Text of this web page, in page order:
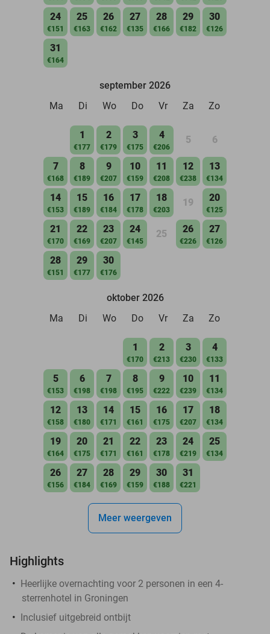
24
€151
25
€163
26
€162
27
€135
28
€166
29
€182
30
€126
31
€164
september 2026
Ma
Di Wo Do Vr Za Zo
1
€177
2
€179
3
€175
4
€206
5 6
7
€168
8
€189
9
€207
10
€159
11
€208
12
€238
13
€134
14
€153
15
€189
16
€184
17
€178
18
€203
19 20
€125
21
€170
22
€169
23
€207
24
€145
25 26
€226
27
€126
28
€151
29
€177
30
€176
oktober 2026
Ma
Di Wo Do Vr Za Zo
1
€170
2
€213
3
€230
4
€133
5
€153
6
€198
7
€198
8
€195
9
€222
10
€239
11
€134
12
€158
13
€180
14
€171
15
€161
16
€175
17
€207
18
€134
19
€164
20
€175
21
€171
22
€161
23
€178
24
€219
25
€134
26
€156
27
€184
28
€169
29
€159
30
€188
31
€221
Meer weergeven
Highlights
Heerlijke overnachting voor 2 personen in een 4-
sterrenhotel in Groningen
Inclusief uitgebreid ontbijt